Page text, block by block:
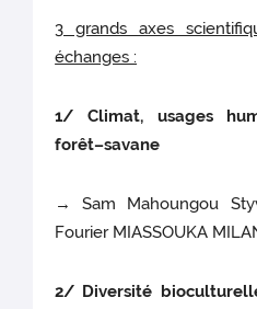
3 grands axes
échanges :
1/ Climat, usages
forêt–savane
→ Sam Mahoungou
Fourier MIASSOUKA
2/ Diversité